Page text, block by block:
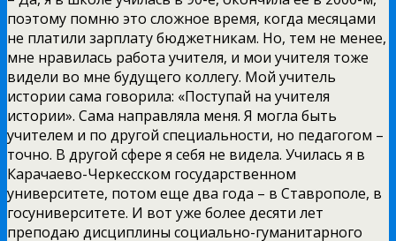
поэтому помню это сложное время, когда месяцами
не платили зарплату бюджетникам. Но, тем не менее,
мне нравилась работа учителя, и мои учителя тоже
видели во мне будущего коллегу. Мой учитель
истории сама говорила: «Поступай на учителя
истории». Сама направляла меня. Я могла быть
учителем и по другой специальности, но педагогом –
точно. В другой сфере я себя не видела. Училась я в
Карачаево-Черкесском государственном
университете, потом еще два года – в Ставрополе, в
госуниверситете. И вот уже более десяти лет
преподаю дисциплины социально-гуманитарного